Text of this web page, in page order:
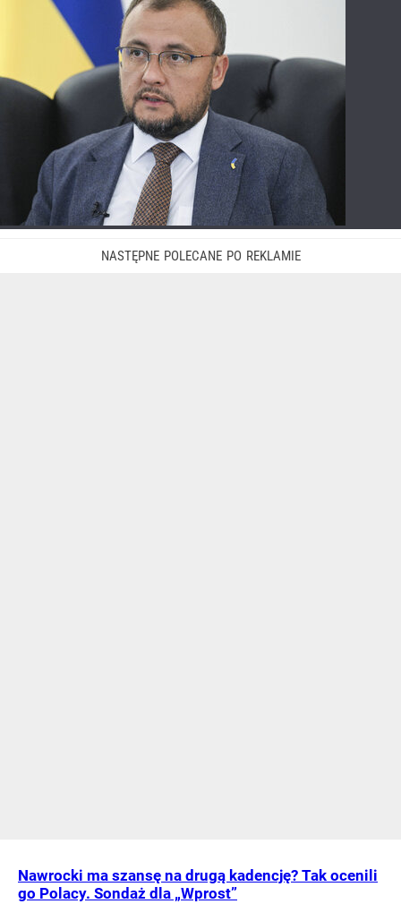
Nawrocki ma szansę na drugą kadencję? Tak ocenili
go Polacy. Sondaż dla „Wprost”